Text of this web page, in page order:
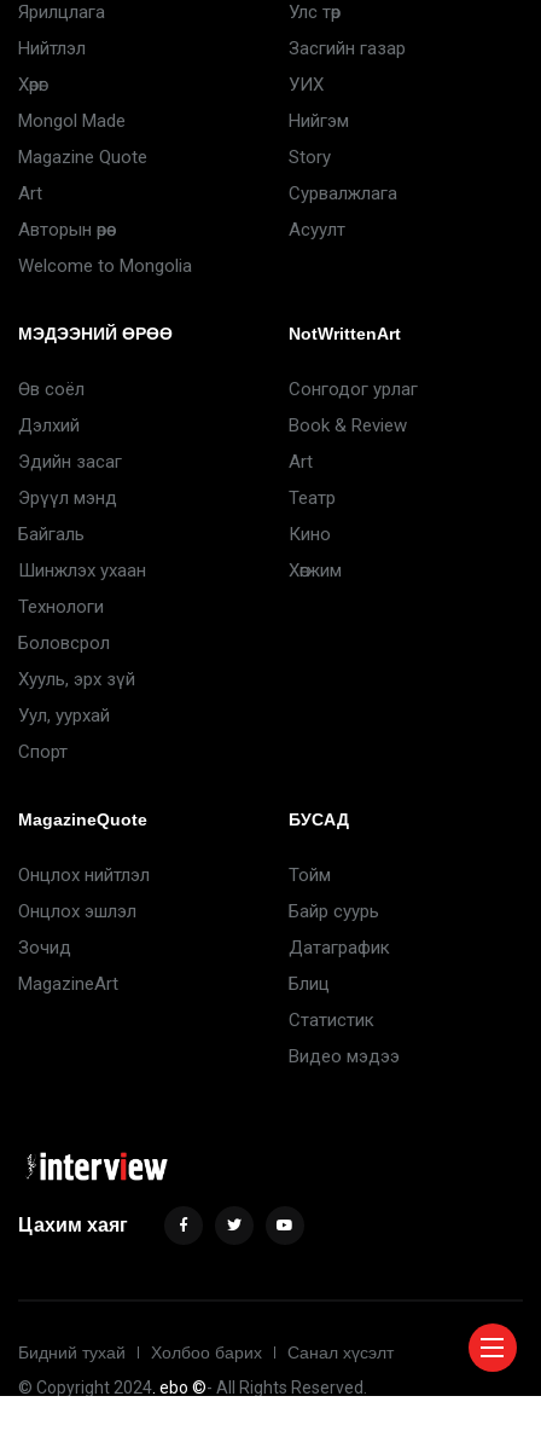
Ярилцлага
Нийтлэл
Хөрөг
Mongol Made
Magazine Quote
Art
Авторын өрөө
Welcome to Mongolia
Улс төр
Засгийн газар
УИХ
Нийгэм
Story
Сурвалжлага
Асуулт
МЭДЭЭНИЙ ӨРӨӨ
Өв соёл
Дэлхий
Эдийн засаг
Эрүүл мэнд
Байгаль
Шинжлэх ухаан
Технологи
Боловсрол
Хууль, эрх зүй
Уул, уурхай
Спорт
NotWrittenArt
Сонгодог урлаг
Book & Review
Art
Театр
Кино
Хөгжим
MagazineQuote
Онцлох нийтлэл
Онцлох эшлэл
Зочид
MagazineArt
БУСАД
Тойм
Байр суурь
Датаграфик
Блиц
Статистик
Видео мэдээ
Цахим хаяг
Бидний тухай Холбоо барих
Санал хүсэлт
© Copyright 2024 . ebo ©- All Rights Reserved.